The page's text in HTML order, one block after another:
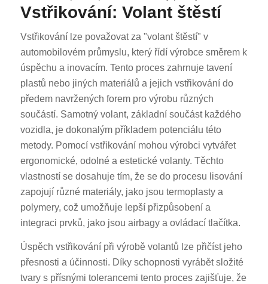
Vstřikování: Volant štěstí
Vstřikování lze považovat za "volant štěstí" v
automobilovém průmyslu, který řídí výrobce směrem k
úspěchu a inovacím. Tento proces zahrnuje tavení
plastů nebo jiných materiálů a jejich vstřikování do
předem navržených forem pro výrobu různých
součástí. Samotný volant, základní součást každého
vozidla, je dokonalým příkladem potenciálu této
metody. Pomocí vstřikování mohou výrobci vytvářet
ergonomické, odolné a estetické volanty. Těchto
vlastností se dosahuje tím, že se do procesu lisování
zapojují různé materiály, jako jsou termoplasty a
polymery, což umožňuje lepší přizpůsobení a
integraci prvků, jako jsou airbagy a ovládací tlačítka.
Úspěch vstřikování při výrobě volantů lze přičíst jeho
přesnosti a účinnosti. Díky schopnosti vyrábět složité
tvary s přísnými tolerancemi tento proces zajišťuje, že